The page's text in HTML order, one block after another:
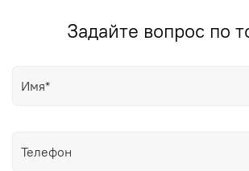
Задайте вопрос по